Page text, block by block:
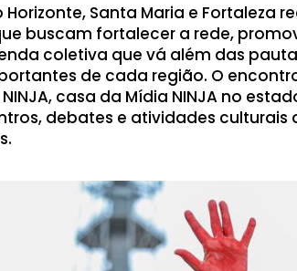
Horizonte, Santa Maria e Fortaleza
buscam fortalecer a rede,
coletiva que vá além das
de cada região. O
casa da Mídia NINJA no
debates e atividades culturais